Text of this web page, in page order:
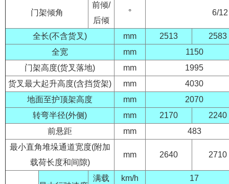
门架倾角
前倾/
后倾
° 6/12
全长(不含货叉) mm 2513
2583
全宽
mm
1150
门架高度(货叉落地)
mm
1995
货叉最大起升高度(含挡货架)
mm
4030
地面至护顶架高度
mm
2070
转弯半径(外侧)
mm 2170
2240
前悬距
mm
483
最小直角堆垛通道宽度(附加
载荷长度和间隙)
mm 2640 2710
满载 km/h
17